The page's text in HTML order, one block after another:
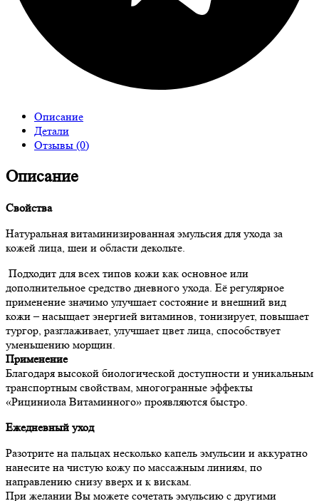
Описание
Детали
Отзывы (0)
Описание
Свойства
Натуральная витаминизированная эмульсия для ухода за
кожей лица, шеи и области декольте.
Подходит для всех типов кожи как основное или
дополнительное средство дневного ухода. Её регулярное
применение значимо улучшает состояние и внешний вид
кожи – насыщает энергией витаминов, тонизирует, повышает
тургор, разглаживает, улучшает цвет лица, способствует
уменьшению морщин.
Применение
Благодаря высокой биологической доступности и уникальным
транспортным свойствам, многогранные эффекты
«Рициниола Витаминного» проявляются быстро.
Ежедневный уход
Разотрите на пальцах несколько капель эмульсии и аккуратно
нанесите на чистую кожу по массажным линиям, по
направлению снизу вверх и к вискам.
При желании Вы можете сочетать эмульсию с другими